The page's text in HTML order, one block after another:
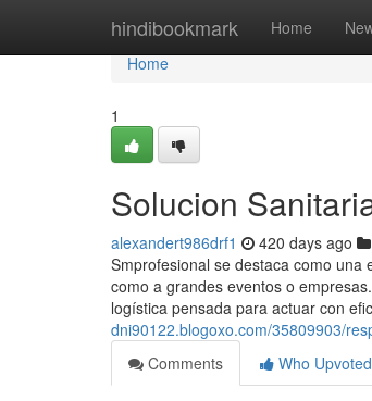
hindibookmark Home
Home
Home
1
Solucion
alexandert986drf1 420 days ago
Smprofesional se destaca como
como a grandes eventos o
logística pensada para actuar con
dni90122.blogoxo.com/35809903/
Comments
Who Upvoted